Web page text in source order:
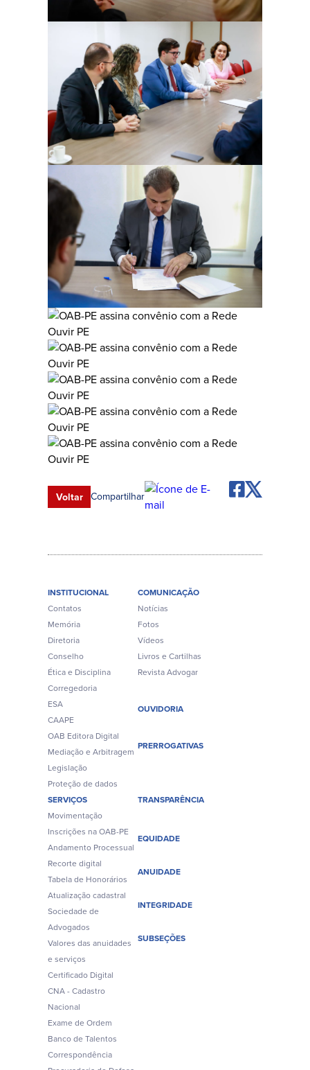
Voltar Compartilhar
INSTITUCIONAL
Contatos
Memória
Diretoria
Conselho
Ética e Disciplina
Corregedoria
ESA
CAAPE
OAB Editora Digital
Mediação e Arbitragem
Legislação
Proteção de dados
COMUNICAÇÃO
Notícias
Fotos
Vídeos
Livros e Cartilhas
Revista Advogar
OUVIDORIA
PRERROGATIVAS
SERVIÇOS
Movimentação
Inscrições na OAB-PE
Andamento Processual
Recorte digital
Tabela de Honorários
Atualização cadastral
Sociedade de
Advogados
Valores das anuidades
e serviços
Certificado Digital
CNA - Cadastro
Nacional
Exame de Ordem
Banco de Talentos
Correspondência
TRANSPARÊNCIA
EQUIDADE
ANUIDADE
INTEGRIDADE
SUBSEÇÕES